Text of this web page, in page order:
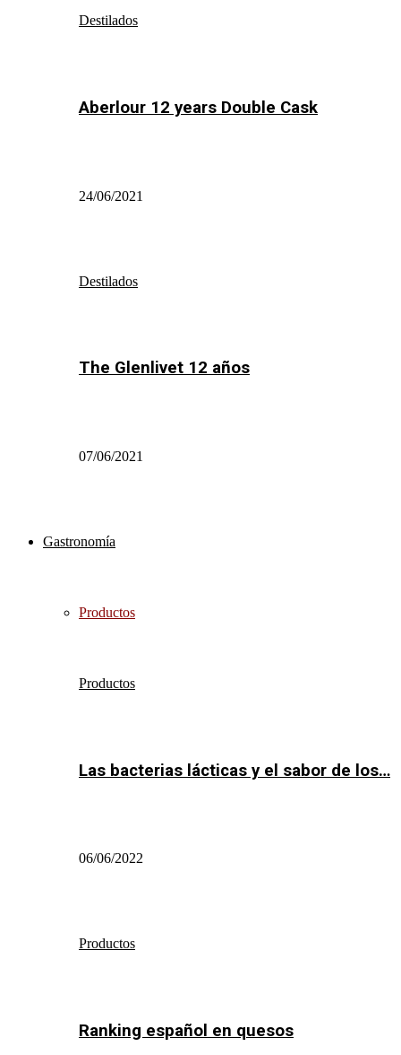
Destilados
Aberlour 12 years Double Cask
24/06/2021
Destilados
The Glenlivet 12 años
07/06/2021
Gastronomía
Productos
Productos
Las bacterias lácticas y el sabor de los…
06/06/2022
Productos
Ranking español en quesos